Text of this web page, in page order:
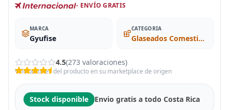
- ENVÍO GRATIS
MARCA
Gyufise
CATEGORIA
Glaseados Comestibles para Magdalenas
4.5(273 valoraciones)
Valoraciones del producto en su marketplace de origen
Stock disponible Envio gratis a todo Costa Rica